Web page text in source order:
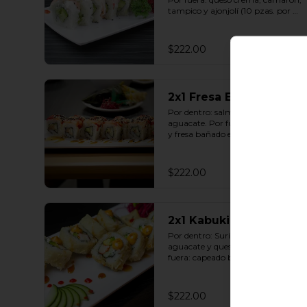
tampico y ajonjolí (10 pzas. por
$222.00
2x1 Fresa Exótico Roll
Por dentro: salmón, pepino y
aguacate. Por fuera: queso crema
y fresa bañado en salsa dulce con
$222.00
2x1 Kabuki Roll
Por dentro: Surimi, pepino,
aguacate y queso crema. Por
fuera: capeado bañado en salsa
$222.00